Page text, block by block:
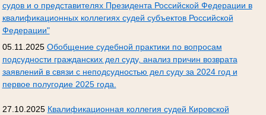
судов и о представителях Президента Российской Федерации в
квалификационных коллегиях судей субъектов Российской
Федерации"
05.11.2025 Обобщение судебной практики по вопросам
подсудности гражданских дел суду, анализ причин возврата
заявлений в связи с неподсудностью дел суду за 2024 год и
первое полугодие 2025 года.
27.10.2025 Квалификационная коллегия судей Кировской